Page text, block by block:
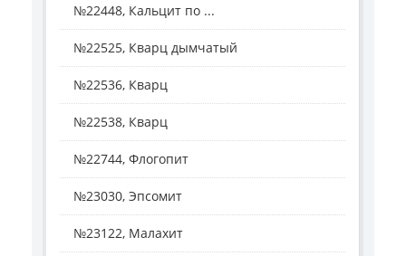
№22448, Кальцит по ...
№22525, Кварц дымчатый
№22536, Кварц
№22538, Кварц
№22744, Флогопит
№23030, Эпсомит
№23122, Малахит